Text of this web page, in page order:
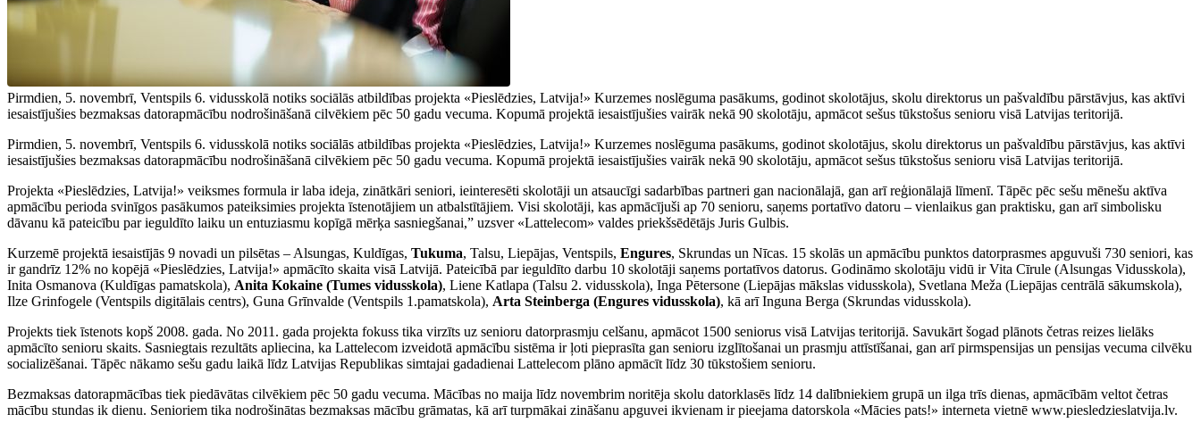
Pirmdien, 5. novembrī, Ventspils 6. vidusskolā notiks sociālās atbildības projekta «Pieslēdzies, Latvija!» Kurzemes noslēguma pasākums, godinot skolotājus, skolu direktorus un pašvaldību pārstāvjus, kas aktīvi
iesaistījušies bezmaksas datorapmācību nodrošināšanā cilvēkiem pēc 50 gadu vecuma. Kopumā projektā iesaistījušies vairāk nekā 90 skolotāju, apmācot sešus tūkstošus senioru visā Latvijas teritorijā.
Pirmdien, 5. novembrī, Ventspils 6. vidusskolā notiks sociālās atbildības projekta «Pieslēdzies, Latvija!» Kurzemes noslēguma pasākums, godinot skolotājus, skolu direktorus un pašvaldību pārstāvjus, kas aktīvi
iesaistījušies bezmaksas datorapmācību nodrošināšanā cilvēkiem pēc 50 gadu vecuma. Kopumā projektā iesaistījušies vairāk nekā 90 skolotāju, apmācot sešus tūkstošus senioru visā Latvijas teritorijā.
Projekta «Pieslēdzies, Latvija!» veiksmes formula ir laba ideja, zinātkāri seniori, ieinteresēti skolotāji un atsaucīgi sadarbības partneri gan nacionālajā, gan arī reģionālajā līmenī. Tāpēc pēc sešu mēnešu aktīva
apmācību perioda svinīgos pasākumos pateiksimies projekta īstenotājiem un atbalstītājiem. Visi skolotāji, kas apmācījuši ap 70 senioru, saņems portatīvo datoru – vienlaikus gan praktisku, gan arī simbolisku
dāvanu kā pateicību par ieguldīto laiku un entuziasmu kopīgā mērķa sasniegšanai,” uzsver «Lattelecom» valdes priekšsēdētājs Juris Gulbis.
Kurzemē projektā iesaistījās 9 novadi un pilsētas – Alsungas, Kuldīgas, Tukuma, Talsu, Liepājas, Ventspils, Engures, Skrundas un Nīcas. 15 skolās un apmācību punktos datorprasmes apguvuši 730 seniori, kas
ir gandrīz 12% no kopējā «Pieslēdzies, Latvija!» apmācīto skaita visā Latvijā. Pateicībā par ieguldīto darbu 10 skolotāji saņems portatīvos datorus. Godināmo skolotāju vidū ir Vita Cīrule (Alsungas Vidusskola),
Inita Osmanova (Kuldīgas pamatskola), Anita Kokaine (Tumes vidusskola), Liene Katlapa (Talsu 2. vidusskola), Inga Pētersone (Liepājas mākslas vidusskola), Svetlana Meža (Liepājas centrālā sākumskola),
Ilze Grinfogele (Ventspils digitālais centrs), Guna Grīnvalde (Ventspils 1.pamatskola), Arta Steinberga (Engures vidusskola), kā arī Inguna Berga (Skrundas vidusskola).
Projekts tiek īstenots kopš 2008. gada. No 2011. gada projekta fokuss tika virzīts uz senioru datorprasmju celšanu, apmācot 1500 seniorus visā Latvijas teritorijā. Savukārt šogad plānots četras reizes lielāks
apmācīto senioru skaits. Sasniegtais rezultāts apliecina, ka Lattelecom izveidotā apmācību sistēma ir ļoti pieprasīta gan senioru izglītošanai un prasmju attīstīšanai, gan arī pirmspensijas un pensijas vecuma cilvēku
socializēšanai. Tāpēc nākamo sešu gadu laikā līdz Latvijas Republikas simtajai gadadienai Lattelecom plāno apmācīt līdz 30 tūkstošiem senioru.
Bezmaksas datorapmācības tiek piedāvātas cilvēkiem pēc 50 gadu vecuma. Mācības no maija līdz novembrim noritēja skolu datorklasēs līdz 14 dalībniekiem grupā un ilga trīs dienas, apmācībām veltot četras
mācību stundas ik dienu. Senioriem tika nodrošinātas bezmaksas mācību grāmatas, kā arī turpmākai zināšanu apguvei ikvienam ir pieejama datorskola «Mācies pats!» interneta vietnē www.piesledzieslatvija.lv.